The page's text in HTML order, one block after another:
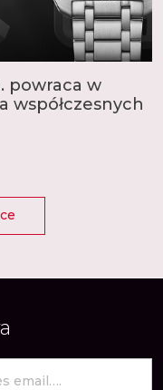
powraca w
współczesnych